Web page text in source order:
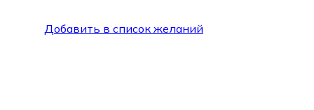
Добавить в список желаний